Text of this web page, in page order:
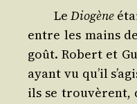
Le Dio­gène
entre les mains
goût. Robert et
ayant vu qu’il
ils se trou­vèrent,